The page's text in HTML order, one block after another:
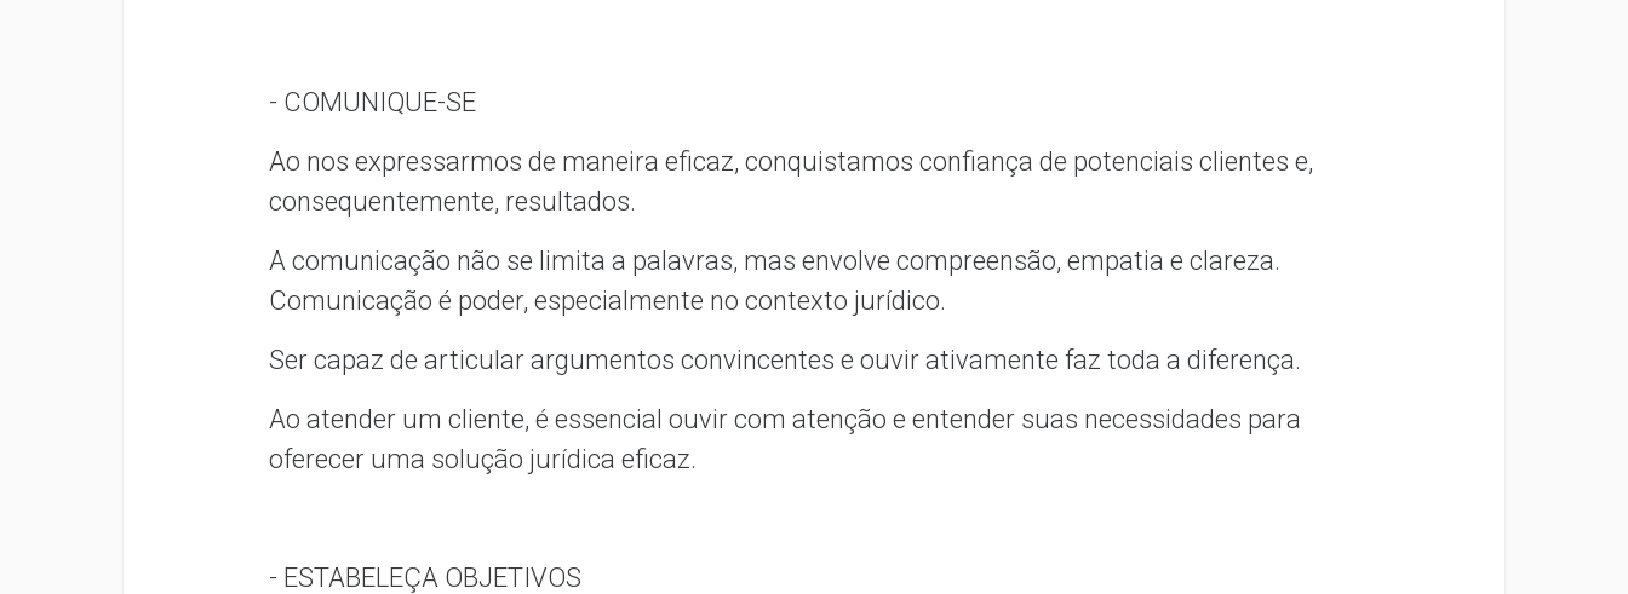
- COMUNIQUE-SE
Ao nos expressarmos de maneira eficaz, conquistamos confiança de potenciais clientes e,
consequentemente, resultados.
A comunicação não se limita a palavras, mas envolve compreensão, empatia e clareza.
Comunicação é poder, especialmente no contexto jurídico.
Ser capaz de articular argumentos convincentes e ouvir ativamente faz toda a diferença.
Ao atender um cliente, é essencial ouvir com atenção e entender suas necessidades para
oferecer uma solução jurídica eficaz.
- ESTABELEÇA OBJETIVOS